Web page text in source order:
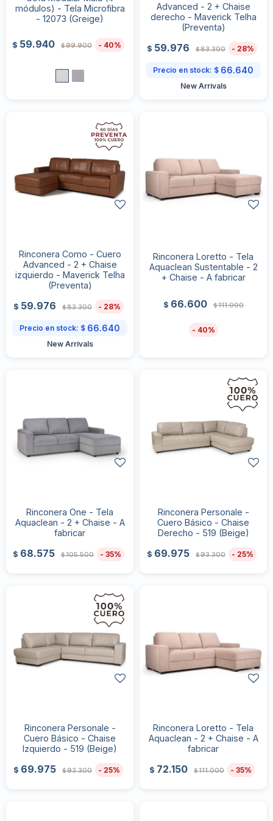
módulos) - Tela Microfibra
- 12073 (Greige)
$ 59.940 $99.900 40
Advanced - 2 + Chaise
derecho - Maverick Telha
(Preventa)
$ 59.976 $83.300 28
Precio en stock: $ 66.640
New Arrivals
Rinconera Como - Cuero
Advanced - 2 + Chaise
izquierdo - Maverick Telha
(Preventa)
$ 59.976 $83.300 28
Precio en stock: $ 66.640
New Arrivals
Rinconera Loretto - Tela
Aquaclean Sustentable - 2
+ Chaise - A fabricar
$ 66.600 $111.000
40
Rinconera One - Tela
Aquaclean - 2 + Chaise - A
fabricar
$ 68.575 $105.500 35
Rinconera Personale -
Cuero Básico - Chaise
Derecho - 519 (Beige)
$ 69.975 $93.300 25
Rinconera Personale -
Cuero Básico - Chaise
Izquierdo - 519 (Beige)
$ 69.975 $93.300 25
Rinconera Loretto - Tela
Aquaclean - 2 + Chaise - A
fabricar
$ 72.150 $111.000 35